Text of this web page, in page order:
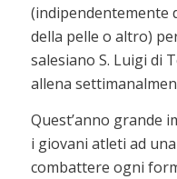
(indipendentemente
della pelle o altro)
salesiano S. Luigi di
allena
Quest’anno grande
i giovani atleti ad
combattere ogni